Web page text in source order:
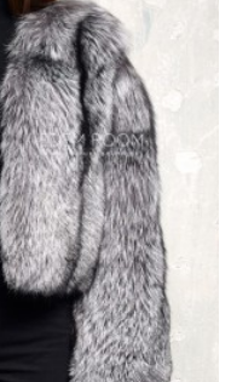
шкурок, благодаря
этом очень теплой.
комфортную посадку,
изделие отличным
ценительниц стиля
отлично защищает
первоначальный вид
времени.
длины
под любые
силуэт. Это
просто предметом
и